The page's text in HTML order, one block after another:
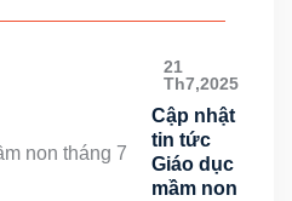
21
Th7,2025
Cập nhật
tin tức
Giáo dục
mầm non